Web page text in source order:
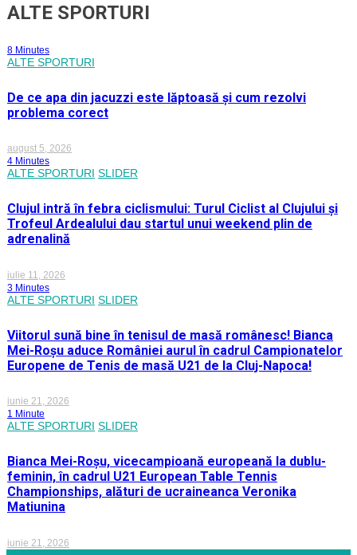
ALTE SPORTURI
8 Minutes
ALTE SPORTURI
De ce apa din jacuzzi este lăptoasă și cum rezolvi
problema corect
august 5, 2026
4 Minutes
ALTE SPORTURI SLIDER
Clujul intră în febra ciclismului: Turul Ciclist al Clujului și
Trofeul Ardealului dau startul unui weekend plin de
adrenalină
iulie 11, 2026
3 Minutes
ALTE SPORTURI SLIDER
Viitorul sună bine în tenisul de masă românesc! Bianca
Mei-Roșu aduce României aurul în cadrul Campionatelor
Europene de Tenis de masă U21 de la Cluj-Napoca!
iunie 21, 2026
1 Minute
ALTE SPORTURI SLIDER
Bianca Mei-Roșu, vicecampioană europeană la dublu-
feminin, în cadrul U21 European Table Tennis
Championships, alături de ucraineanca Veronika
Matiunina
iunie 21, 2026